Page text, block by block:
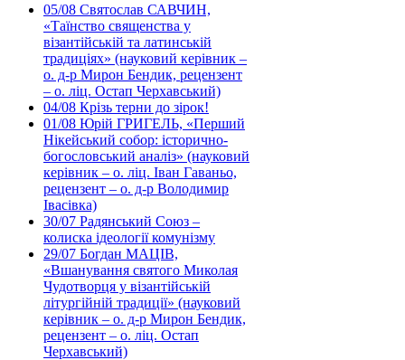
05/08 Святослав САВЧИН,
«Таїнство священства у
візантійській та латинській
традиціях» (науковий керівник –
о. д-р Мирон Бендик, рецензент
– о. ліц. Остап Черхавський)
04/08 Крізь терни до зірок!
01/08 Юрій ГРИГЕЛЬ, «Перший
Нікейський собор: історично-
богословський аналіз» (науковий
керівник – о. ліц. Іван Гаваньо,
рецензент – о. д-р Володимир
Івасівка)
30/07 Радянський Союз –
колиска ідеології комунізму
29/07 Богдан МАЦІВ,
«Вшанування святого Миколая
Чудотворця у візантійській
літургійній традиції» (науковий
керівник – о. д-р Мирон Бендик,
рецензент – о. ліц. Остап
Черхавський)